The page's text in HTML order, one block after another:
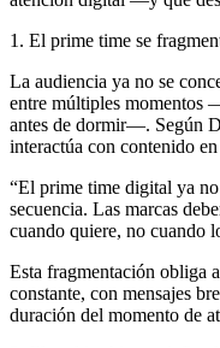
1. El prime time se
La audiencia ya no se
entre múltiples momentos
antes de dormir—. Según
interactúa con contenido
“El prime time digital ya
secuencia. Las marcas
cuando quiere, no cuando
Esta fragmentación obliga
constante, con mensajes
duración del momento de